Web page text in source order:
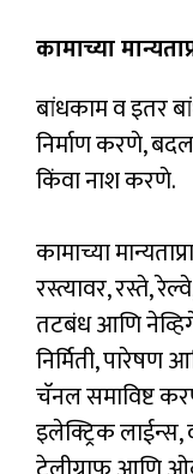
कामाच्या
बांधकाम व इतर
निर्माण करणे,
किंवा नाश करणे.
कामाच्या
रस्त्यावर, रस्ते,
तटबंध आणि
निर्मिती, पारेषण
चॅनल समाविष्ट
इलेक्ट्रिक लाईन्स,